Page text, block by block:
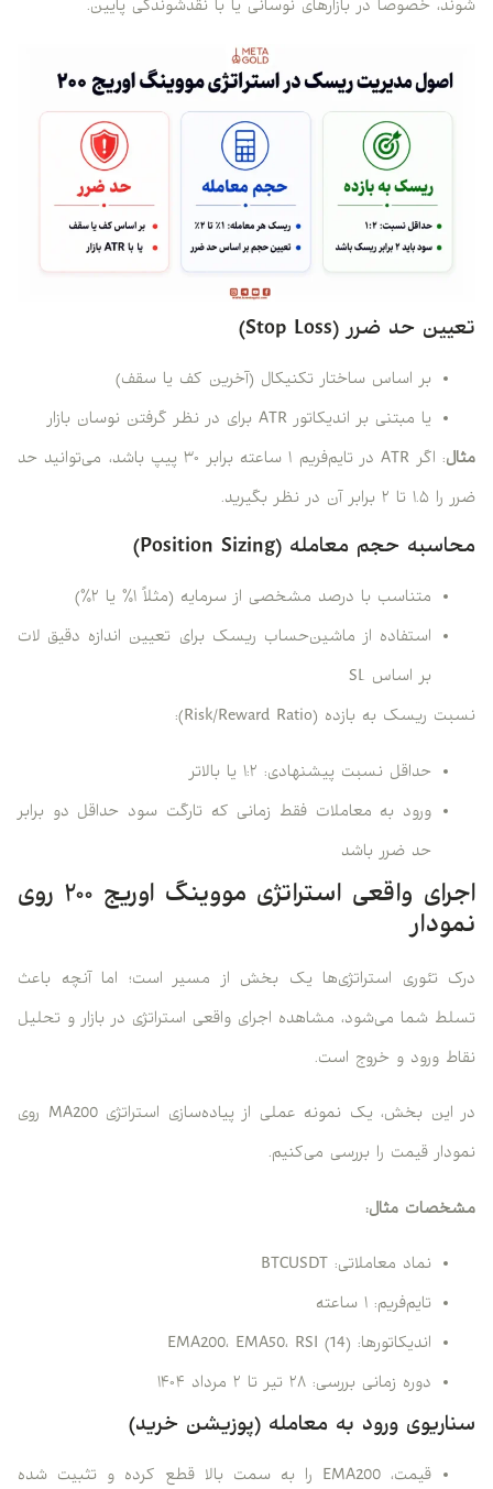
شوند، خصوصاً در بازارهای نوسانی یا با نقدشوندگی پایین.
تعیین حد ضرر (Stop Loss)
بر اساس ساختار تکنیکال (آخرین کف یا سقف)
یا مبتنی بر اندیکاتور ATR برای در نظر گرفتن نوسان بازار
مثال
: اگر ATR در تایم‌فریم ۱ ساعته برابر ۳۰ پیپ باشد، می‌توانید حد
ضرر را ۱.۵ تا ۲ برابر آن در نظر بگیرید.
محاسبه حجم معامله (Position Sizing)
متناسب با درصد مشخصی از سرمایه (مثلاً ۱٪ یا ۲٪)
استفاده از ماشین‌حساب ریسک برای تعیین اندازه دقیق لات
بر اساس SL
نسبت ریسک به بازده (Risk/Reward Ratio):
حداقل نسبت پیشنهادی: ۱:۲ یا بالاتر
ورود به معاملات فقط زمانی که تارگت سود حداقل دو برابر
حد ضرر باشد
اجرای واقعی استراتژی مووینگ اوریج ۲۰۰ روی
نمودار
درک تئوری استراتژی‌ها یک بخش از مسیر است؛ اما آنچه باعث
تسلط شما می‌شود، مشاهده اجرای واقعی استراتژی در بازار و تحلیل
نقاط ورود و خروج است.
در این بخش، یک نمونه عملی از پیاده‌سازی استراتژی MA200 روی
نمودار قیمت را بررسی می‌کنیم.
مشخصات مثال:
نماد معاملاتی: BTCUSDT
تایم‌فریم: ۱ ساعته
اندیکاتورها: EMA200، EMA50، RSI (14)
دوره زمانی بررسی: ۲۸ تیر تا ۲ مرداد ۱۴۰۴
سناریوی ورود به معامله (پوزیشن خرید)
قیمت، EMA200 را به سمت بالا قطع کرده و تثبیت شده